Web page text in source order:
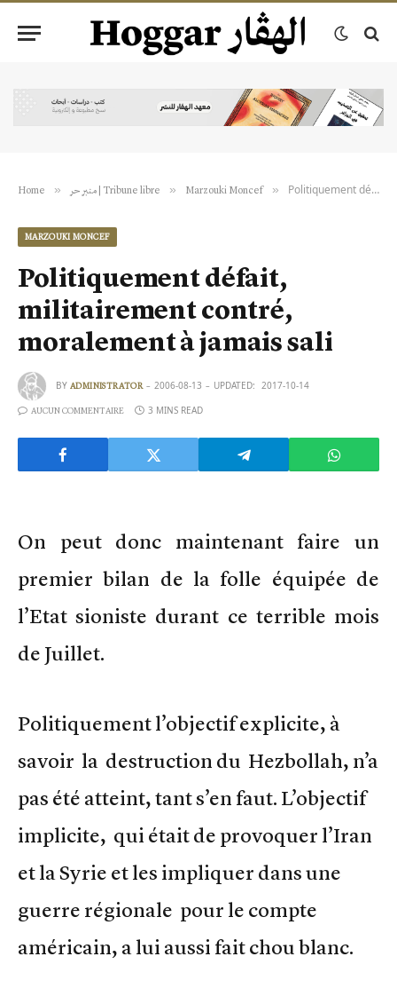
Home » منبر حر | Tribune libre » Marzouki Moncef » Politiquement défait, militairement contré, moralement à jamais sali
MARZOUKI MONCEF
Politiquement défait,
militairement contré,
moralement à jamais sali
BY ADMINISTRATOR 2006-08-13 UPDATED: 2017-10-14
AUCUN COMMENTAIRE 3 MINS READ
On peut donc maintenant faire un
premier bilan de la folle équipée de
l’Etat sioniste durant ce terrible mois
de Juillet.
Politiquement l’objectif explicite, à
savoir la destruction du Hezbollah, n’a
pas été atteint, tant s’en faut. L’objectif
implicite, qui était de provoquer l’Iran
et la Syrie et les impliquer dans une
guerre régionale pour le compte
américain, a lui aussi fait chou blanc.